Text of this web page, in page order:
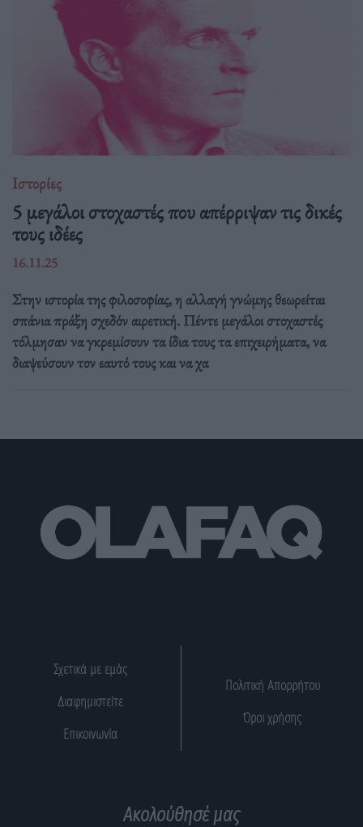
Ιστορίες
5 μεγάλοι στοχαστές που απέρριψαν τις δικές
τους ιδέες
16.11.25
Στην ιστορία της φιλοσοφίας, η αλλαγή γνώμης θεωρείται
σπάνια πράξη σχεδόν αιρετική. Πέντε μεγάλοι στοχαστές
τόλμησαν να γκρεμίσουν τα ίδια τους τα επιχειρήματα, να
διαψεύσουν τον εαυτό τους και να χα
Σχετικά με εμάς
Διαφημιστείτε
Επικοινωνία
Πολιτική Απορρήτου
Όροι χρήσης
Ακολούθησέ μας